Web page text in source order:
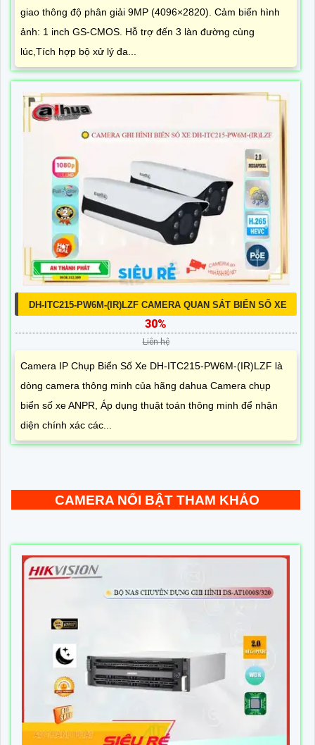
giao thông độ phân giải 9MP (4096×2820). Cảm biến hình
ảnh: 1 inch GS-CMOS. Hỗ trợ đến 3 làn đường cùng
lúc,Tích hợp bộ xử lý đa...
DH-ITC215-PW6M-(IR)LZF CAMERA QUAN SÁT BIỂN SỐ XE
30%
Liên hệ
Camera IP Chụp Biển Số Xe DH-ITC215-PW6M-(IR)LZF là
dòng camera thông minh của hãng dahua Camera chụp
biển số xe ANPR, Áp dụng thuật toán thông minh để nhận
diện chính xác các...
CAMERA NỔI BẬT THAM KHẢO